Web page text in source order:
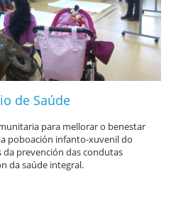
de Saúde
para mellorar o benestar
poboación infanto-xuvenil do
da prevención das condutas
da saúde integral.